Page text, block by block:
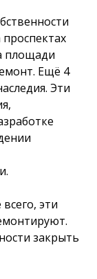
площади
Ещё 4
Эти
эти
закрыть